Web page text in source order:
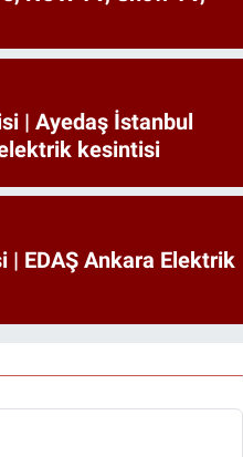
| Ayedaş İstanbul
kesintisi
EDAŞ Ankara Elektrik